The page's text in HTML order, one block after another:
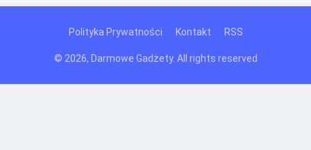
Polityka Prywatności Kontakt RSS
© 2026, Darmowe Gadżety. All rights reserved